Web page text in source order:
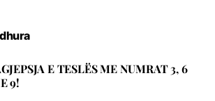
E TESLËS ME NUMRAT 3, 6
9!